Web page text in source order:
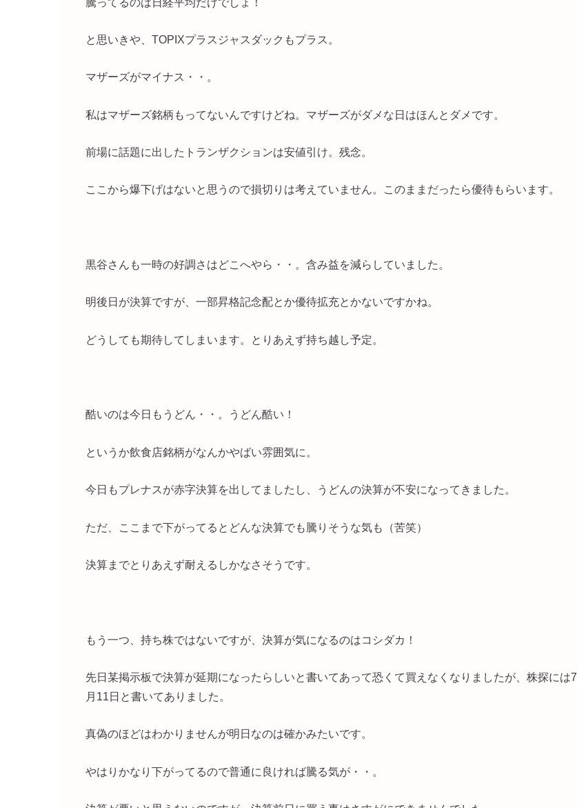
と思いきや、TOPIXプラスジャスダックもプラス。
マザーズがマイナス・・。
私はマザーズ銘柄もってないんですけどね。マザーズがダメな日はほんとダメです。
前場に話題に出したトランザクションは安値引け。残念。
ここから爆下げはないと思うので損切りは考えていません。このままだったら優待もらいます。
黒谷さんも一時の好調さはどこへやら・・。含み益を減らしていました。
明後日が決算ですが、一部昇格記念配とか優待拡充とかないですかね。
どうしても期待してしまいます。とりあえず持ち越し予定。
酷いのは今日もうどん・・。うどん酷い！
というか飲食店銘柄がなんかやばい雰囲気に。
今日もプレナスが赤字決算を出してましたし、うどんの決算が不安になってきました。
ただ、ここまで下がってるとどんな決算でも騰りそうな気も（苦笑）
決算までとりあえず耐えるしかなさそうです。
もう一つ、持ち株ではないですが、決算が気になるのはコシダカ！
先日某掲示板で決算が延期になったらしいと書いてあって恐くて買えなくなりましたが、株探には7
月11日と書いてありました。
真偽のほどはわかりませんが明日なのは確かみたいです。
やはりかなり下がってるので普通に良ければ騰る気が・・。